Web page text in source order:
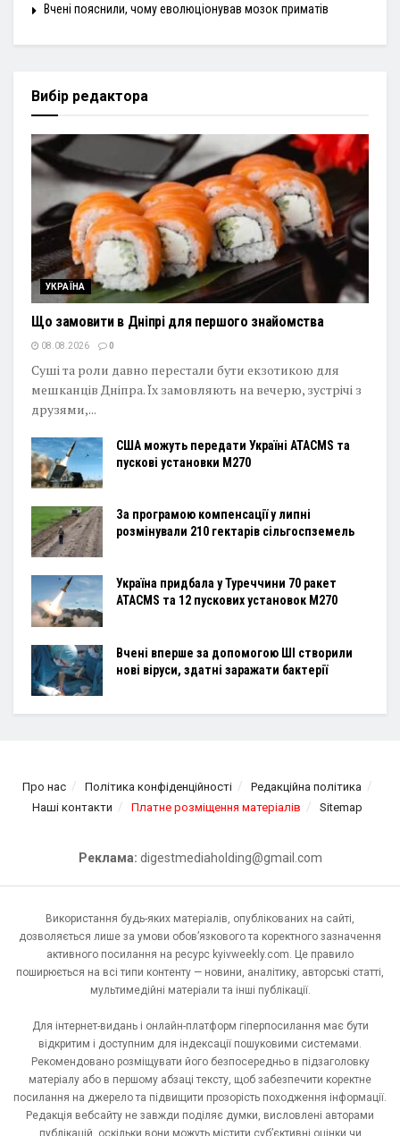
Вчені пояснили, чому еволюціонував мозок приматів
Вибір редактора
УКРАЇНА
Що замовити в Дніпрі для першого знайомства
08.08.2026 0
Суші та роли давно перестали бути екзотикою для
мешканців Дніпра. Їх замовляють на вечерю, зустрічі з
друзями,...
США можуть передати Україні ATACMS та
пускові установки M270
За програмою компенсації у липні
розмінували 210 гектарів сільгоспземель
Україна придбала у Туреччини 70 ракет
ATACMS та 12 пускових установок M270
Вчені вперше за допомогою ШІ створили
нові віруси, здатні заражати бактерії
Про нас Політика конфіденційності
Редакційна політика
Наші контакти
Платне розміщення матеріалів Sitemap
Реклама: digestmediaholding@gmail.com
Використання будь-яких матеріалів, опублікованих на сайті,
дозволяється лише за умови обов’язкового та коректного зазначення
активного посилання на ресурс kyivweekly.com. Це правило
поширюється на всі типи контенту — новини, аналітику, авторські статті,
мультимедійні матеріали та інші публікації.
Для інтернет-видань і онлайн-платформ гіперпосилання має бути
відкритим і доступним для індексації пошуковими системами.
Рекомендовано розміщувати його безпосередньо в підзаголовку
матеріалу або в першому абзаці тексту, щоб забезпечити коректне
посилання на джерело та підвищити прозорість походження інформації.
Редакція вебсайту не завжди поділяє думки, висловлені авторами
публікацій, оскільки вони можуть містити суб’єктивні оцінки чи